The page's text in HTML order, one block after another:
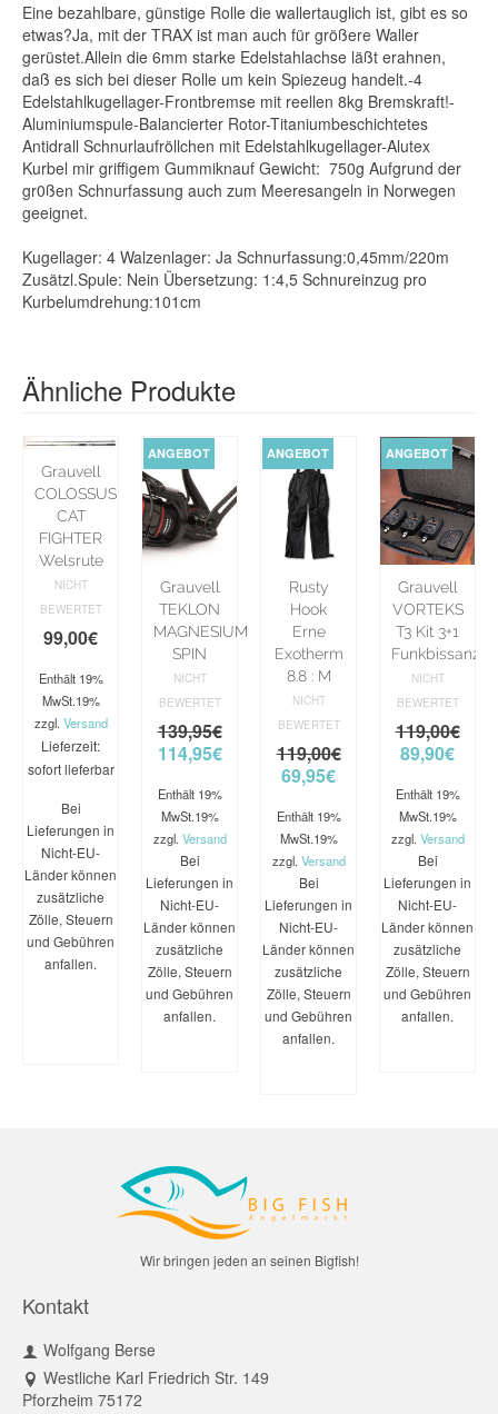
Eine bezahlbare, günstige Rolle die wallertauglich ist, gibt es so
etwas?Ja, mit der TRAX ist man auch für größere Waller
gerüstet.Allein die 6mm starke Edelstahlachse läßt erahnen,
daß es sich bei dieser Rolle um kein Spiezeug handelt.-4
Edelstahlkugellager-Frontbremse mit reellen 8kg Bremskraft!-
Aluminiumspule-Balancierter Rotor-Titaniumbeschichtetes
Antidrall Schnurlaufröllchen mit Edelstahlkugellager-Alutex
Kurbel mir griffigem Gummiknauf Gewicht: 750g Aufgrund der
gr0ßen Schnurfassung auch zum Meeresangeln in Norwegen
geeignet.
Kugellager: 4 Walzenlager: Ja Schnurfassung:0,45mm/220m
Zusätzl.Spule: Nein Übersetzung: 1:4,5 Schnureinzug pro
Kurbelumdrehung:101cm
Ähnliche Produkte
Grauvell
COLOSSUS
CAT
FIGHTER
Welsrute
NICHT
BEWERTET
99,00€
Enthält 19%
MwSt.19%
zzgl. Versand
Lieferzeit:
sofort lieferbar
Bei
Lieferungen in
Nicht-EU-
Länder können
zusätzliche
Zölle, Steuern
und Gebühren
anfallen.
ANGEBOT
Grauvell
TEKLON
MAGNESIUM
SPIN
NICHT
BEWERTET
139,95€
114,95€
Enthält 19%
MwSt.19%
zzgl. Versand
Bei
Lieferungen in
Nicht-EU-
Länder können
zusätzliche
Zölle, Steuern
und Gebühren
anfallen.
ANGEBOT
Rusty
Hook
Erne
Exotherm
8.8 : M
NICHT
BEWERTET
119,00€
69,95€
Enthält 19%
MwSt.19%
zzgl. Versand
Bei
Lieferungen in
Nicht-EU-
Länder können
zusätzliche
Zölle, Steuern
und Gebühren
anfallen.
ANGEBOT
Grauvell
VORTEKS
T3 Kit 3+1
NICHT
BEWERTET
119,00€
89,90€
Enthält 19%
MwSt.19%
zzgl. Versand
Bei
Lieferungen in
Nicht-EU-
Länder können
zusätzliche
Zölle, Steuern
und Gebühren
anfallen.
Wir bringen jeden an seinen Bigfish!
Kontakt
Wolfgang Berse
Westliche Karl Friedrich Str. 149
Pforzheim 75172